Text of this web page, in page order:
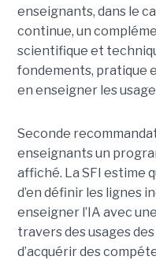
enseignants, dans le
continue, un
scientifique et
fondements, pratique
en enseigner les
Seconde
enseignants un
affiché. La SFI estime
d’en définir les lignes
enseigner l’IA avec
travers des usages
d’acquérir des